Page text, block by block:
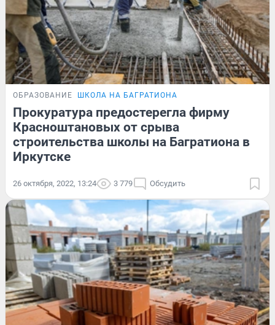
ОБРАЗОВАНИЕ ШКОЛА НА БАГРАТИОНА
Прокуратура предостерегла фирму
Красноштановых от срыва
строительства школы на Багратиона в
Иркутске
26 октября, 2022, 13:24 3 779 Обсудить